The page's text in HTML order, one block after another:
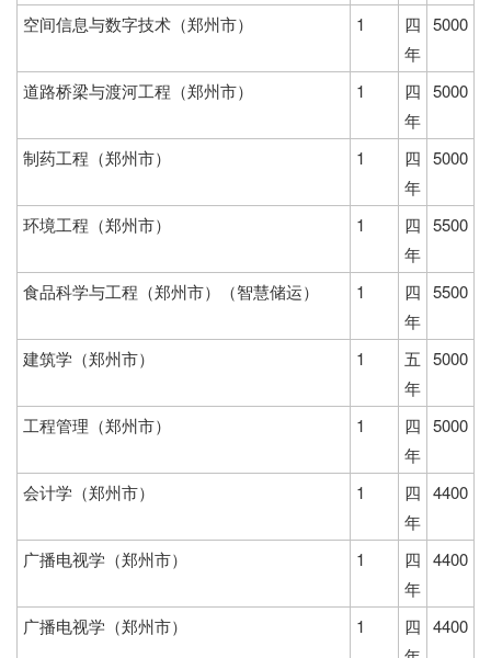
空间信息与数字技术（郑州市） 1
四
年
5000
道路桥梁与渡河工程（郑州市） 1
四
年
5000
制药工程（郑州市） 1
四
年
5000
环境工程（郑州市） 1
四
年
5500
食品科学与工程（郑州市）（智慧储运） 1
四
年
5500
建筑学（郑州市） 1
五
年
5000
工程管理（郑州市） 1
四
年
5000
会计学（郑州市） 1
四
年
4400
广播电视学（郑州市） 1
四
年
4400
广播电视学（郑州市） 1
四 4400